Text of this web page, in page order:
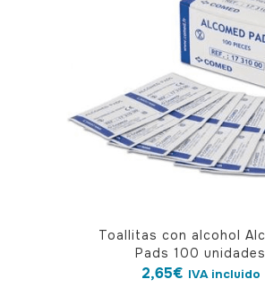
Toallitas con alcohol
Pads 100 unidades
2,65€ IVA incluido